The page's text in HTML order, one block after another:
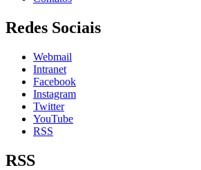
Redes Sociais
Webmail
Intranet
Facebook
Instagram
Twitter
YouTube
RSS
RSS